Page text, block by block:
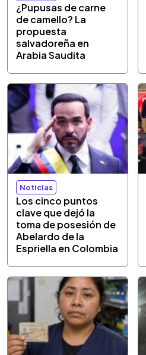
¿Pupusas de carne
de camello? La
propuesta
salvadoreña en
Arabia Saudita
Noticias
Los cinco puntos
clave que dejó la
toma de posesión de
Abelardo de la
Espriella en Colombia